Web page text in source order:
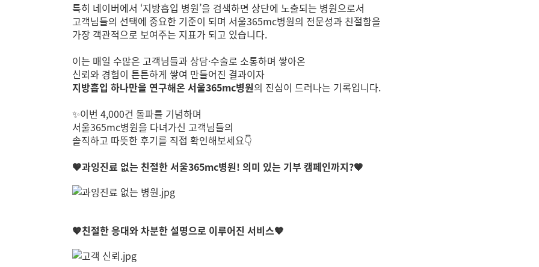
특히 네이버에서 ‘지방흡입 병원’을 검색하면 상단에 노출되는 병원으로서
고객님들의 선택에 중요한 기준이 되며 서울365mc병원의 전문성과 친절함을
가장 객관적으로 보여주는 지표가 되고 있습니다.
이는 매일 수많은 고객님들과 상담·수술로 소통하며 쌓아온
신뢰와 경험이 튼튼하게 쌓여 만들어진 결과이자
지방흡입 하나만을 연구해온 서울365mc병원의 진심이 드러나는 기록입니다.
✨이번 4,000건 돌파를 기념하며
서울365mc병원을 다녀가신 고객님들의
솔직하고 따뜻한 후기를 직접 확인해보세요👇
🧡과잉진료 없는 친절한 서울365mc병원! 의미 있는 기부 캠페인까지?🧡
🧡친절한 응대와 차분한 설명으로 이루어진 서비스🧡